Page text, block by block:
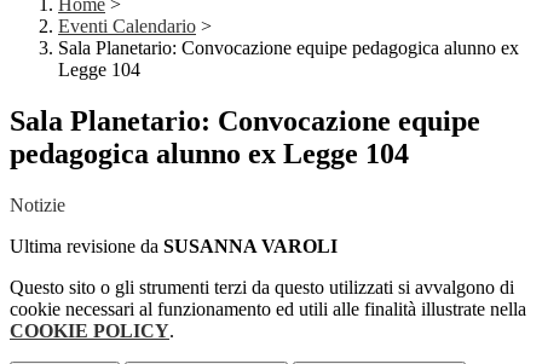
Home >
Eventi Calendario >
Sala Planetario: Convocazione equipe pedagogica alunno ex
Legge 104
Sala Planetario: Convocazione equipe
pedagogica alunno ex Legge 104
Notizie
Ultima revisione da SUSANNA VAROLI
Questo sito o gli strumenti terzi da questo utilizzati si avvalgono di
cookie necessari al funzionamento ed utili alle finalità illustrate nella
COOKIE POLICY.